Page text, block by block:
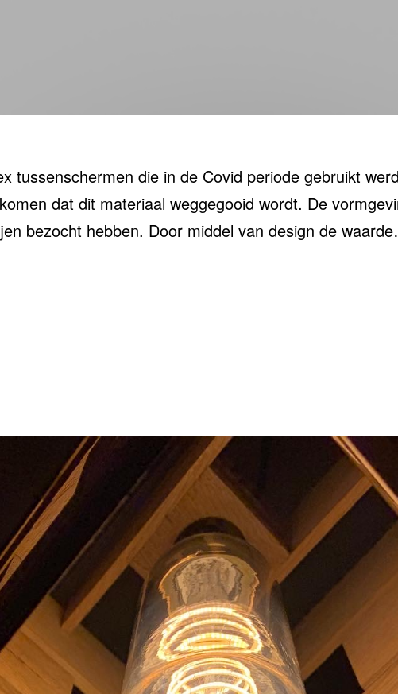
tussenschermen die in de Covid periode gebruikt
dat dit materiaal weggegooid wordt. De
bezocht hebben. Door middel van design de